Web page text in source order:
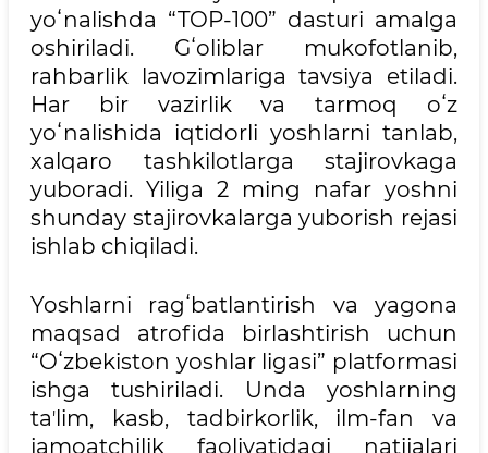
yoʻnalishda “TOP-100” dasturi amalga
oshiriladi. Gʻoliblar mukofotlanib,
rahbarlik lavozimlariga tavsiya etiladi.
Har bir vazirlik va tarmoq oʻz
yoʻnalishida iqtidorli yoshlarni tanlab,
xalqaro tashkilotlarga stajirovkaga
yuboradi. Yiliga 2 ming nafar yoshni
shunday stajirovkalarga yuborish rejasi
ishlab chiqiladi.
Yoshlarni ragʻbatlantirish va yagona
maqsad atrofida birlashtirish uchun
“Oʻzbekiston yoshlar ligasi” platformasi
ishga tushiriladi. Unda yoshlarning
taʼlim, kasb, tadbirkorlik, ilm-fan va
jamoatchilik faoliyatidagi natijalari